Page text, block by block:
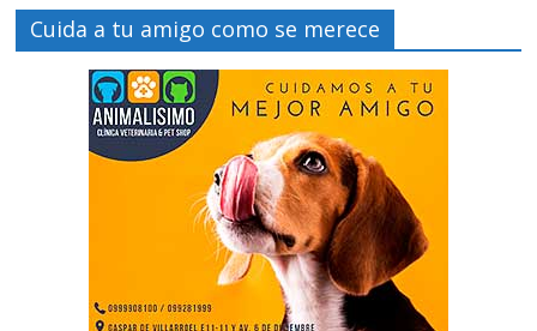
Cuida a tu amigo como se merece